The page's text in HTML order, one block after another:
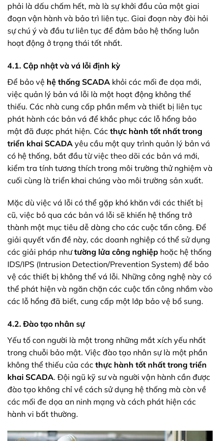
phải là dấu chấm hết, mà là sự khởi đầu của một giai
đoạn vận hành và bảo trì liên tục. Giai đoạn này đòi hỏi
sự chú ý và đầu tư liên tục để đảm bảo hệ thống luôn
hoạt động ở trạng thái tốt nhất.
4.1. Cập nhật và vá lỗi định kỳ
Để bảo vệ hệ thống SCADA khỏi các mối đe dọa mới,
việc quản lý bản vá lỗi là một hoạt động không thể
thiếu. Các nhà cung cấp phần mềm và thiết bị liên tục
phát hành các bản vá để khắc phục các lỗ hổng bảo
mật đã được phát hiện. Các thực hành tốt nhất trong
triển khai SCADA yêu cầu một quy trình quản lý bản vá
có hệ thống, bắt đầu từ việc theo dõi các bản vá mới,
kiểm tra tính tương thích trong môi trường thử nghiệm và
cuối cùng là triển khai chúng vào môi trường sản xuất.
Mặc dù việc vá lỗi có thể gặp khó khăn với các thiết bị
cũ, việc bỏ qua các bản vá lỗi sẽ khiến hệ thống trở
thành một mục tiêu dễ dàng cho các cuộc tấn công. Để
giải quyết vấn đề này, các doanh nghiệp có thể sử dụng
các giải pháp nhưtường lửa công nghiệp hoặc hệ thống
IDS/IPS (Intrusion Detection/Prevention System) để bảo
vệ các thiết bị không thể vá lỗi. Những công nghệ này có
thể phát hiện và ngăn chặn các cuộc tấn công nhắm vào
các lỗ hổng đã biết, cung cấp một lớp bảo vệ bổ sung.
4.2. Đào tạo nhân sự
Yếu tố con người là một trong những mắt xích yếu nhất
trong chuỗi bảo mật. Việc đào tạo nhân sự là một phần
không thể thiếu của các thực hành tốt nhất trong triển
khai SCADA. Đội ngũ kỹ sư và người vận hành cần được
đào tạo không chỉ về cách sử dụng hệ thống mà còn về
các mối đe dọa an ninh mạng và cách phát hiện các
hành vi bất thường.